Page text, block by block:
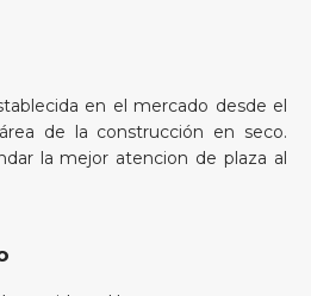
en el mercado desde el
de la construcción en seco.
la mejor atencion de plaza al